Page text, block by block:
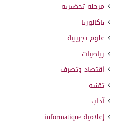
مرحلة تحضيرية
باكالوريا
علوم تجريبية
رياضيات
اقتصاد وتصرف
تقنية
آداب
إعلامية informatique